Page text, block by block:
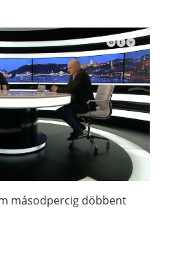
másodpercig döbbent